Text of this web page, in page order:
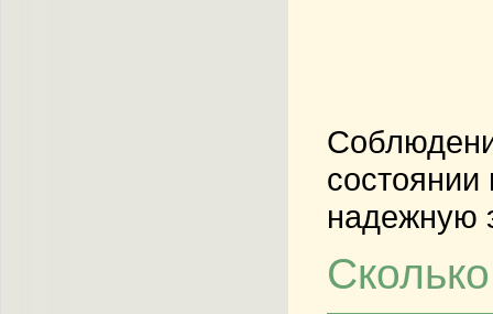
надежную